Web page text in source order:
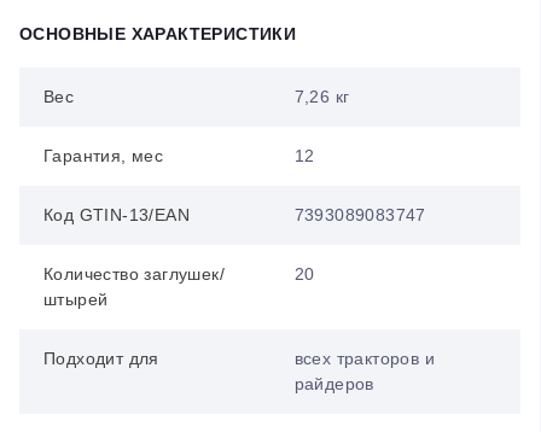
ОСНОВНЫЕ ХАРАКТЕРИСТИКИ
Вес 7,26 кг
Гарантия, мес 12
Код GTIN-13/EAN 7393089083747
Количество заглушек/
штырей
20
Подходит для
всех тракторов и
райдеров